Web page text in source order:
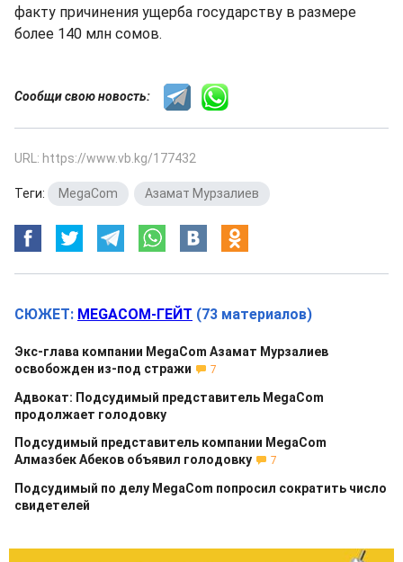
факту причинения ущерба государству в размере
более 140 млн сомов.
Сообщи свою новость:
URL: https://www.vb.kg/177432
Теги: MegaCom Азамат Мурзалиев
СЮЖЕТ: MEGACOM-ГЕЙТ (73 материалов)
Экс-глава компании MegaCom Азамат Мурзалиев
освобожден из-под стражи
7
Адвокат: Подсудимый представитель MegaCom
продолжает голодовку
Подсудимый представитель компании MegaCom
Алмазбек Абеков объявил голодовку
7
Подсудимый по делу MegaCom попросил сократить число
свидетелей